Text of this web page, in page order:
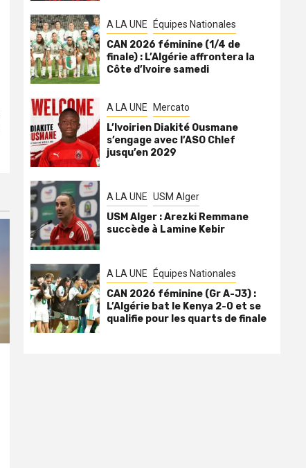
A LA UNE Équipes Nationales
CAN 2026 féminine (1/4 de
finale) : L’Algérie affrontera la
Côte d’Ivoire samedi
A LA UNE Mercato
L’Ivoirien Diakité Ousmane
s’engage avec l’ASO Chlef
jusqu’en 2029
A LA UNE USM Alger
USM Alger : Arezki Remmane
succède à Lamine Kebir
A LA UNE Équipes Nationales
CAN 2026 féminine (Gr A-J3) :
L’Algérie bat le Kenya 2-0 et se
qualifie pour les quarts de finale